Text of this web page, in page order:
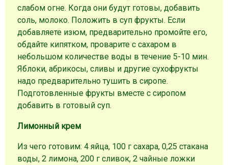
слабом огне. Когда они будут готовы, добавить
соль, молоко. Положить в суп фрукты. Если
добавляете изюм, предварительно промойте его,
обдайте кипятком, проварите с сахаром в
небольшом количестве воды в течение 5-10 мин.
Яблоки, абрикосы, сливы и другие сухофрукты
надо предварительно тушить в сиропе.
Подготовленные фрукты вместе с сиропом
добавить в готовый суп.
Лимонный крем
Из чего готовим: 4 яйца, 100 г сахара, 0,25 стакана
воды, 2 лимона, 200 г сливок, 2 чайные ложки